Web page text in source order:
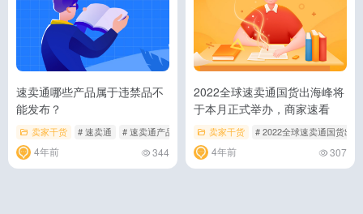
速卖通哪些产品属于违禁品不
能发布？
卖家干货 # 速卖通 # 速卖通产品 # 速卖通违禁品
4年前 344
2022全球速卖通国货出海峰将
于本月正式举办，商家速看
卖家干货 # 2022全球速卖通国货出
4年前 307